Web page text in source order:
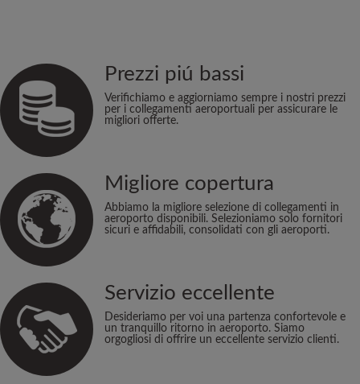
Prezzi piú bassi
Verifichiamo e aggiorniamo sempre i nostri prezzi
per i collegamenti aeroportuali per assicurare le
migliori offerte.
Migliore copertura
Abbiamo la migliore selezione di collegamenti in
aeroporto disponibili. Selezioniamo solo fornitori
sicuri e affidabili, consolidati con gli aeroporti.
Servizio eccellente
Desideriamo per voi una partenza confortevole e
un tranquillo ritorno in aeroporto. Siamo
orgogliosi di offrire un eccellente servizio clienti.